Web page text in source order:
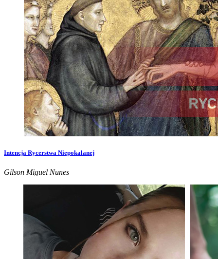
Intencja Rycerstwa Niepokalanej
Gilson Miguel Nunes